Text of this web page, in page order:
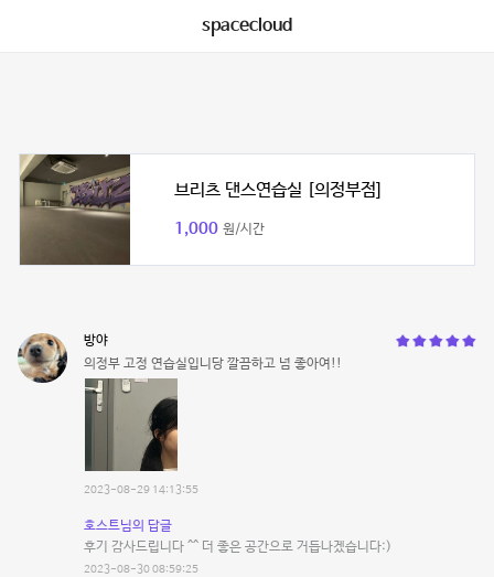
spacecloud
브리츠 댄스연습실 [의정부점]
1,000 원/시간
방야
의정부 고정 연습실입니당 깔끔하고 넘 좋아여!!
2023-08-29 14:13:55
호스트님의 답글
후기 감사드립니다 ^^ 더 좋은 공간으로 거듭나겠습니다:)
2023-08-30 08:59:25